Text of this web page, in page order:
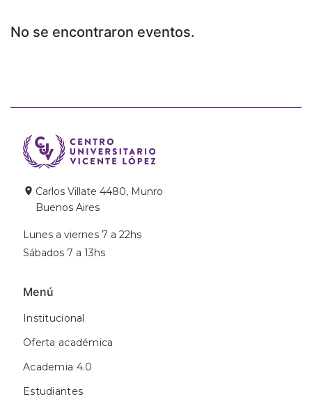
No se encontraron eventos.
Carlos Villate 4480, Munro
Buenos Aires
Lunes a viernes 7 a 22hs
Sábados 7 a 13hs
Menú
Institucional
Oferta académica
Academia 4.0
Estudiantes